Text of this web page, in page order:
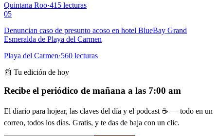
Quintana Roo·415 lecturas
05
Denuncian caso de presunto acoso en hotel BlueBay Grand
Esmeralda de Playa del Carmen
Playa del Carmen·560 lecturas
📰 Tu edición de hoy
Recibe el periódico de mañana a las 7:00 am
El diario para hojear, las claves del día y el podcast ☕ — todo en un
correo, todos los días. Gratis, y te das de baja con un clic.